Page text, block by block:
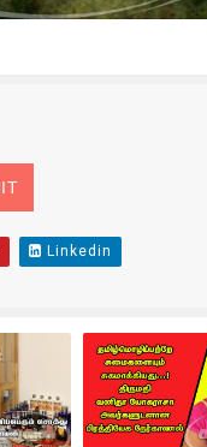
Linkedin